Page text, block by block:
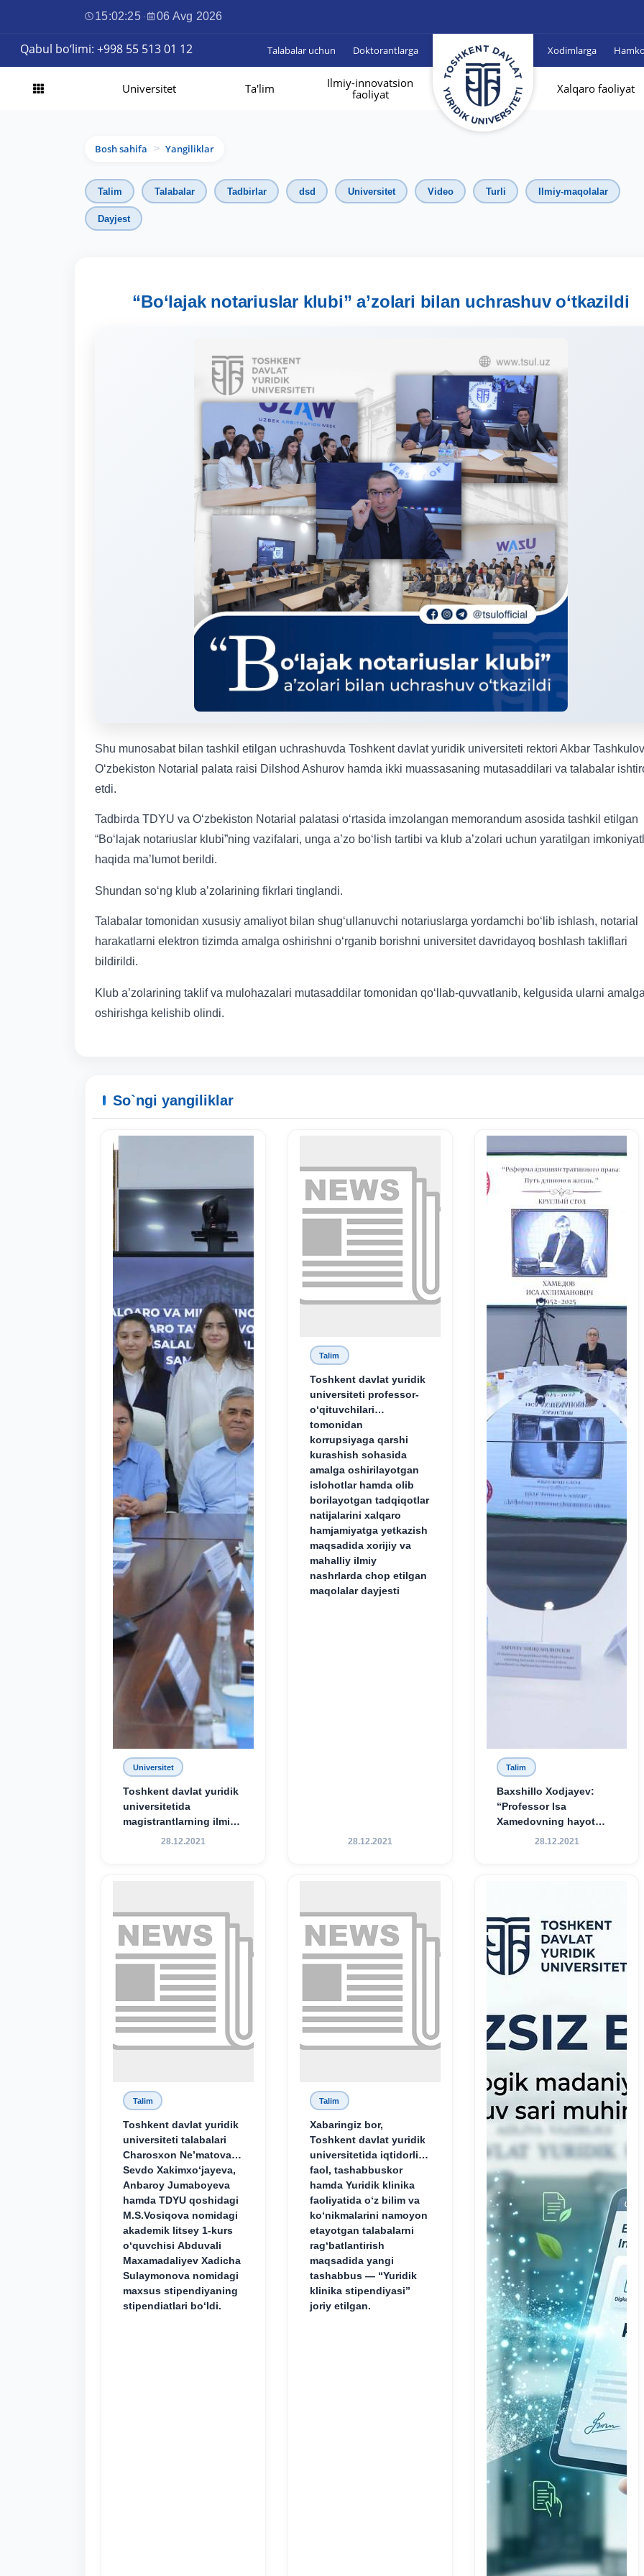
15:02:27 · 06 Avg 2026
Qabul bo‘limi: +998 55 513 01 12 Talabalar uchun Doktorantlarga Xodimlarga
Universitet Ta'lim
Ilmiy-innovatsion
faoliyat
Xalqaro faoliyat
Bosh sahifa > Yangiliklar
Talim Talabalar Tadbirlar dsd Universitet Video Turli Ilmiy-maqolalar
Dayjest
“Bo‘lajak notariuslar klubi” a’zolari bilan uchrashuv o‘tkazildi
Shu munosabat bilan tashkil etilgan uchrashuvda Toshkent davlat yuridik universiteti rektori Akbar
O‘zbekiston Notarial palata raisi Dilshod Ashurov hamda ikki muassasaning mutasaddilari va talabalar
etdi.
Tadbirda TDYU va O‘zbekiston Notarial palatasi o‘rtasida imzolangan memorandum asosida tashkil etilgan
“Bo‘lajak notariuslar klubi”ning vazifalari, unga a’zo bo‘lish tartibi va klub a’zolari uchun yaratilgan
haqida ma’lumot berildi.
Shundan so‘ng klub a’zolarining fikrlari tinglandi.
Talabalar tomonidan xususiy amaliyot bilan shug‘ullanuvchi notariuslarga yordamchi bo‘lib ishlash, notarial
harakatlarni elektron tizimda amalga oshirishni o‘rganib borishni universitet davridayoq boshlash takliflari
bildirildi.
Klub a’zolarining taklif va mulohazalari mutasaddilar tomonidan qo‘llab-quvvatlanib, kelgusida ularni amalga
oshirishga kelishib olindi.
So`ngi yangiliklar
Universitet
Toshkent davlat yuridik
universitetida
magistrantlarning ilmiy-
amaliy konferensiyasi
28.12.2021
Talim
Toshkent davlat yuridik
universiteti professor-
o‘qituvchilari
tomonidan
korrupsiyaga qarshi
kurashish sohasida
amalga oshirilayotgan
islohotlar hamda olib
borilayotgan tadqiqotlar
natijalarini xalqaro
hamjamiyatga yetkazish
maqsadida xorijiy va
mahalliy ilmiy
nashrlarda chop etilgan
maqolalar dayjesti
28.12.2021
Talim
Baxshillo Xodjayev:
“Professor Isa
Xamedovning hayot
yo‘li — ilm-fanga,
28.12.2021
Talim
Toshkent davlat yuridik
universiteti talabalari
Charosxon Ne’matova,
Sevdo Xakimxo‘jayeva,
Anbaroy Jumaboyeva
hamda TDYU qoshidagi
M.S.Vosiqova nomidagi
akademik litsey 1-kurs
o‘quvchisi Abduvali
Maxamadaliyev Xadicha
Sulaymonova nomidagi
maxsus stipendiyaning
stipendiatlari bo‘ldi.
Talim
Xabaringiz bor,
Toshkent davlat yuridik
universitetida iqtidorli,
faol, tashabbuskor
hamda Yuridik klinika
faoliyatida o‘z bilim va
ko‘nikmalarini namoyon
etayotgan talabalarni
rag‘batlantirish
maqsadida yangi
tashabbus — “Yuridik
klinika stipendiyasi”
joriy etilgan.